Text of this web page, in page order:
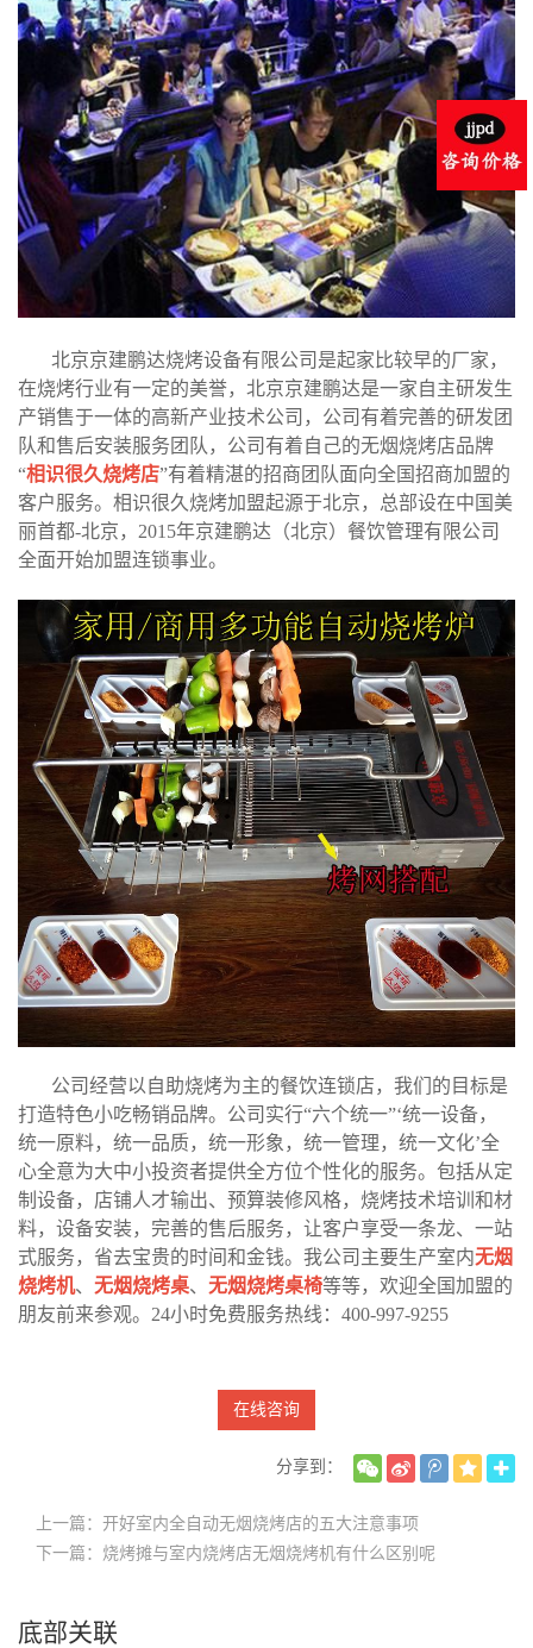
北京京建鹏达烧烤设备有限公司是起家比较早的厂家，
在烧烤行业有一定的美誉，北京京建鹏达是一家自主研发生
产销售于一体的高新产业技术公司，公司有着完善的研发团
队和售后安装服务团队，公司有着自己的无烟烧烤店品牌
“相识很久烧烤店”有着精湛的招商团队面向全国招商加盟的
客户服务。相识很久烧烤加盟起源于北京，总部设在中国美
丽首都-北京，2015年京建鹏达（北京）餐饮管理有限公司
全面开始加盟连锁事业。
公司经营以自助烧烤为主的餐饮连锁店，我们的目标是
打造特色小吃畅销品牌。公司实行“六个统一”‘统一设备，
统一原料，统一品质，统一形象，统一管理，统一文化’全
心全意为大中小投资者提供全方位个性化的服务。包括从定
制设备，店铺人才输出、预算装修风格，烧烤技术培训和材
料，设备安装，完善的售后服务，让客户享受一条龙、一站
式服务，省去宝贵的时间和金钱。我公司主要生产室内无烟
烧烤机、 无烟烧烤桌、 无烟烧烤桌椅等等，欢迎全国加盟的
朋友前来参观。24小时免费服务热线：400-997-9255
在线咨询
分享到：
上一篇：开好室内全自动无烟烧烤店的五大注意事项
下一篇：烧烤摊与室内烧烤店无烟烧烤机有什么区别呢
底部关联